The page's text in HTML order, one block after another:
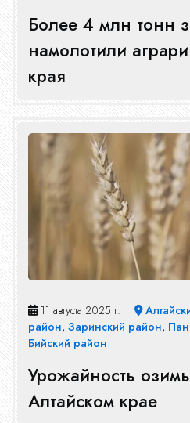
Более 4 млн тонн
намолотили
края
11 августа 2025 г.
район,Заринский район,
Бийский район
Урожайность
Алтайском крае